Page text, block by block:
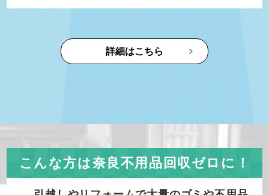
詳細はこちら
こんな方は奈良不用品回収ゼロに！